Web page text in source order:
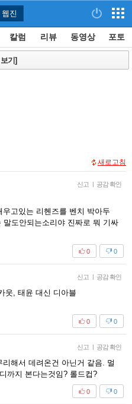
웹진
칼럼 리뷰 동영상 포토
기]
새로고침
신고 | 공감 확인
고있는 리헨즈를 벤치 박아두
도안되는소리야 진짜로 뭐 기싸
0
0
신고 | 공감 확인
웃, 태윤 대신 디아블
0
0
신고 | 공감 확인
해서 데려온건 아닌거 같음. 멀
까지 본다는것임? 롤드컵?
0
0